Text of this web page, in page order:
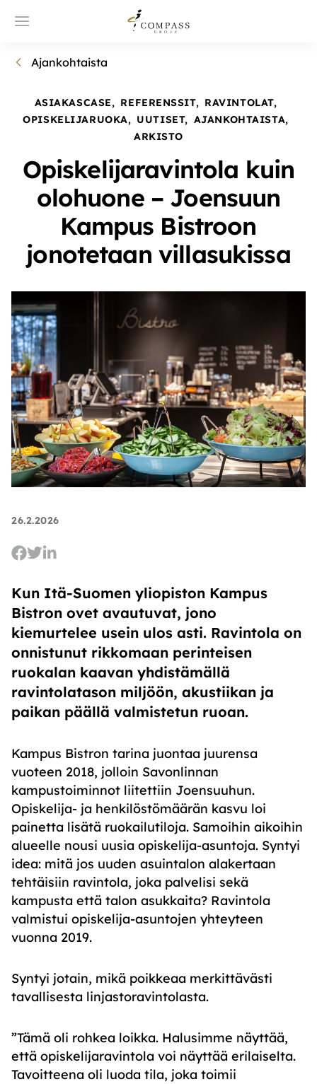
Ajankohtaista
ASIAKASCASE, REFERENSSIT, RAVINTOLAT,
OPISKELIJARUOKA, UUTISET, AJANKOHTAISTA,
ARKISTO
Opiskelijaravintola kuin
olohuone – Joensuun
Kampus Bistroon
jonotetaan villasukissa
26.2.2026
Kun Itä-Suomen yliopiston Kampus
Bistron ovet avautuvat, jono
kiemurtelee usein ulos asti. Ravintola on
onnistunut rikkomaan perinteisen
ruokalan kaavan yhdistämällä
ravintolatason miljöön, akustiikan ja
paikan päällä valmistetun ruoan.
Kampus Bistron tarina juontaa juurensa
vuoteen 2018, jolloin Savonlinnan
kampustoiminnot liitettiin Joensuuhun.
Opiskelija- ja henkilöstömäärän kasvu loi
painetta lisätä ruokailutiloja. Samoihin aikoihin
alueelle nousi uusia opiskelija-asuntoja. Syntyi
idea: mitä jos uuden asuintalon alakertaan
tehtäisiin ravintola, joka palvelisi sekä
kampusta että talon asukkaita? Ravintola
valmistui opiskelija-asuntojen yhteyteen
vuonna 2019.
Syntyi jotain, mikä poikkeaa merkittävästi
tavallisesta linjastoravintolasta.
”Tämä oli rohkea loikka. Halusimme näyttää,
että opiskelijaravintola voi näyttää erilaiselta.
Tavoitteena oli luoda tila, joka toimii